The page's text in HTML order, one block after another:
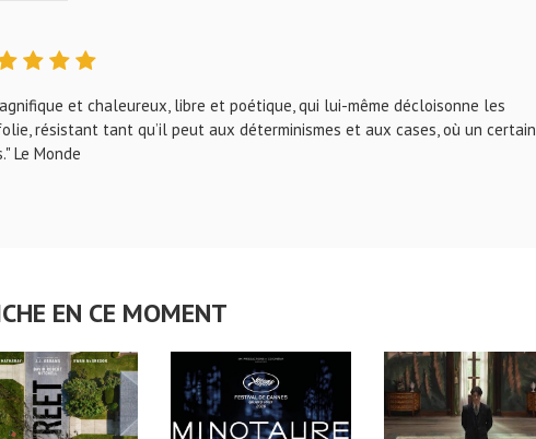
et chaleureux, libre et poétique, qui lui-même décloisonne les
résistant tant qu’il peut aux déterminismes et aux cases, où un certain
Le Monde
EN CE MOMENT